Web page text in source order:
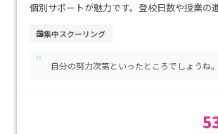
個別サポートが魅力です。登校日数や授業の
びたい方にも安心です。博多駅や天神駅から
都市型の立地で、通学の利便性も高い環境で
高校として比較的抑えられており、経済的に
集中スクーリング
" 自分の努力次第といったところでしょうね。